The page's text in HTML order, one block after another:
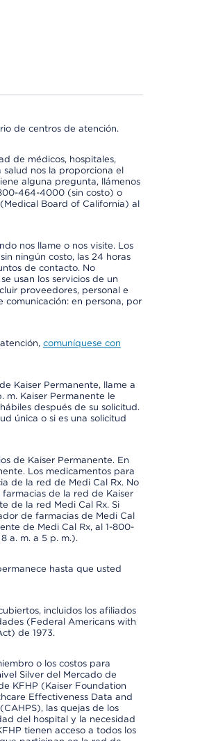
de centros de atención.
de médicos, hospitales,
nos la proporciona el
alguna pregunta, llámenos
464-4000 (sin costo) o
Board of California) al
nos llame o nos visite. Los
ningún costo, las 24 horas
de contacto. No
usan los servicios de un
proveedores, personal e
en persona, por
comuníquese con
Kaiser Permanente, llame a
m. Kaiser Permanente le
después de su solicitud.
única o si es una solicitud
de Kaiser Permanente. En
Los medicamentos para
de la red de Medi Cal Rx. No
de la red de Kaiser
de la red Medi Cal Rx. Si
de farmacias de Medi Cal
de Medi Cal Rx, al 1-800-
a. m. a 5 p. m.).
hasta que usted
incluidos los afiliados
(Federal Americans with
de 1973.
o los costos para
Silver del Mercado de
KFHP (Kaiser Foundation
Effectiveness Data and
las quejas de los
del hospital y la necesidad
tienen acceso a todos los